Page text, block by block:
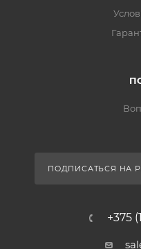
ПОДПИСАТЬСЯ НА
+375